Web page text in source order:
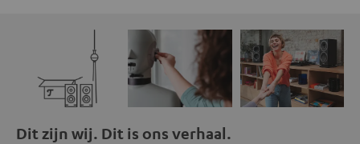
Dit zijn wij. Dit is ons verhaal.